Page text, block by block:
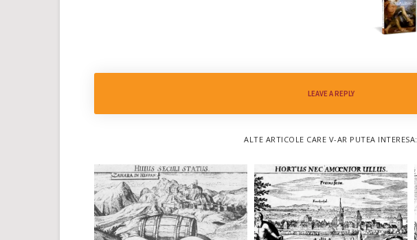
LEAVE A REPLY
ALTE ARTICOLE CARE V-AR PUTEA INTERESA: